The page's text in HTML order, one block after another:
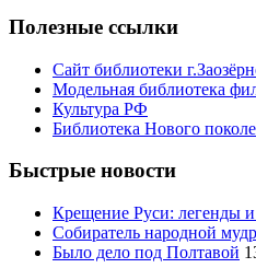
Полезные ссылки
Сайт библиотеки
Модельная библиотека
Культура РФ
Библиотека Нового
Быстрые новости
Крещение Руси: легенды
Собиратель народной
Было дело под Полтавой